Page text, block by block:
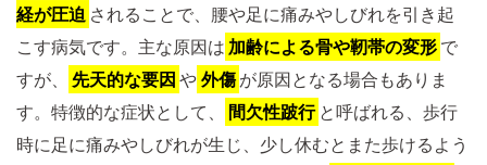
経が圧迫 されることで、腰や足に痛みやしびれを引き起
こす病気です。主な原因は 加齢による骨や靭帯の変形 で
すが、
先天的な要因 や 外傷 が原因となる場合もありま
す。特徴的な症状として、
間欠性跛行 と呼ばれる、歩行
時に足に痛みやしびれが生じ、少し休むとまた歩けるよう